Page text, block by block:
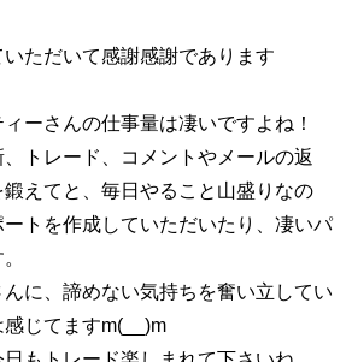
ただいて感謝感謝であります
ーさんの仕事量は凄いですよね！
トレード、コメントやメールの返
えてと、毎日やること山盛りなの
トを作成していただいたり、凄いパ
に、諦めない気持ちを奮い立してい
じてますm(__)m